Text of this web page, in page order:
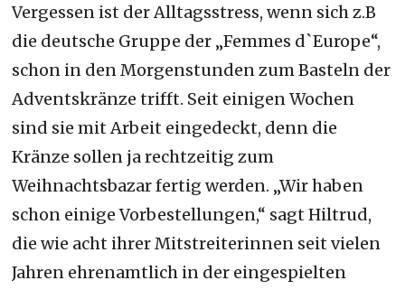
Vergessen ist der Alltagsstress, wenn sich z.B
die deutsche Gruppe der „Femmes d`Europe“,
schon in den Morgenstunden zum Basteln der
Adventskränze trifft. Seit einigen Wochen
sind sie mit Arbeit eingedeckt, denn die
Kränze sollen ja rechtzeitig zum
Weihnachtsbazar fertig werden. „Wir haben
schon einige Vorbestellungen,“ sagt Hiltrud,
die wie acht ihrer Mitstreiterinnen seit vielen
Jahren ehrenamtlich in der eingespielten